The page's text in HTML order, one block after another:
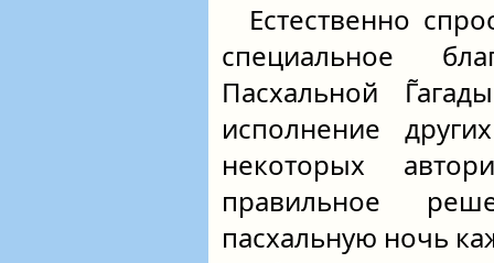
Естественно
специальное
Пасхальной
исполнение
некоторых
правильное
пасхальную ночь